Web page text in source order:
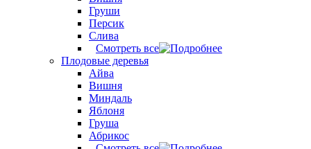
Груши
Персик
Слива
Смотреть все
Плодовые деревья
Айва
Вишня
Миндаль
Яблоня
Груша
Абрикос